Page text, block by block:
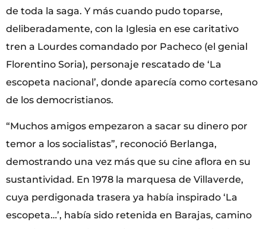
de toda la saga. Y más cuando pudo toparse,
deliberadamente, con la Iglesia en ese caritativo
tren a Lourdes comandado por Pacheco (el genial
Florentino Soria), personaje rescatado de ‘La
escopeta nacional’, donde aparecía como cortesano
de los democristianos.
“Muchos amigos empezaron a sacar su dinero por
temor a los socialistas”, reconoció Berlanga,
demostrando una vez más que su cine aflora en su
sustantividad. En 1978 la marquesa de Villaverde,
cuya perdigonada trasera ya había inspirado ‘La
escopeta…’, había sido retenida en Barajas, camino